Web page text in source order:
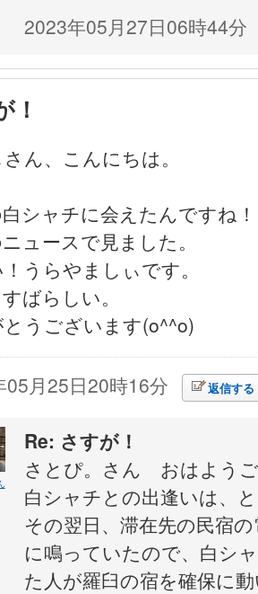
2023年05月27日06時44分
！
ん、こんにちは。
シャチに会えたんですね！
ュースで見ました。
うらやましぃです。
ばらしい。
うございます(o^^o)
05月25日20時16分 返信する
Re: さすが！
さとぴ。さん おはよう
白シャチとの出逢いは、
その翌日、滞在先の民宿
に鳴っていたので、白シ
た人が羅臼の宿を確保に